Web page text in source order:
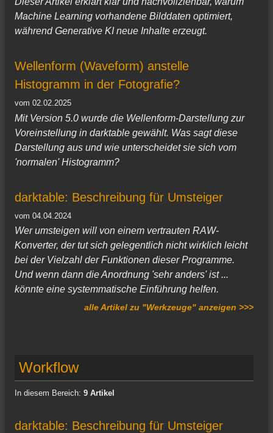
Machine Learning vorhandene Bilddaten optimiert,
während Generative KI neue Inhalte erzeugt.
Wellenform (Waveform) anstelle
Histogramm in der Fotografie?
vom 02.02.2025
Mit Version 5.0 wurde die Wellenform-Darstellung zur
Voreinstellung in darktable gewählt. Was sagt diese
Darstellung aus und wie unterscheidet sie sich vom
'normalen' Histogramm?
darktable: Beschreibung für Umsteiger
vom 04.04.2024
Wer umsteigen will von einem vertrauten RAW-
Konverter, der tut sich gelegentlich nicht wirklich leicht
bei der Vielzahl der Funktionen dieser Programme.
Und wenn dann die Anordnung 'sehr anders' ist ...
könnte eine systemmatische Einführung helfen.
alle Artikel zu "Werkzeuge" anzeigen >>>
Workflow
In diesem Bereich: 9 Artikel
darktable: Beschreibung für Umsteiger